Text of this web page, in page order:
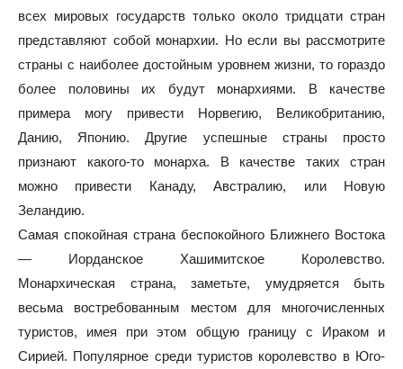
всех мировых государств только около тридцати стран
представляют собой монархии. Но если вы рассмотрите
страны с наиболее достойным уровнем жизни, то гораздо
более половины их будут монархиями. В качестве
примера могу привести Норвегию, Великобританию,
Данию, Японию. Другие успешные страны просто
признают какого-то монарха. В качестве таких стран
можно привести Канаду, Австралию, или Новую
Зеландию.
Самая спокойная страна беспокойного Ближнего Востока
— Иорданское Хашимитское Королевство.
Монархическая страна, заметьте, умудряется быть
весьма востребованным местом для многочисленных
туристов, имея при этом общую границу с Ираком и
Сирией. Популярное среди туристов королевство в Юго-